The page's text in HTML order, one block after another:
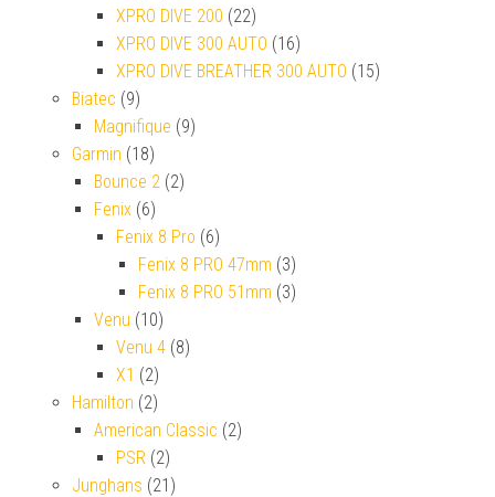
XPRO DIVE 200 (22)
XPRO DIVE 300 AUTO (16)
XPRO DIVE BREATHER 300 AUTO (15)
Biatec (9)
Magnifique (9)
Garmin (18)
Bounce 2 (2)
Fenix (6)
Fenix 8 Pro (6)
Fenix 8 PRO 47mm (3)
Fenix 8 PRO 51mm (3)
Venu (10)
Venu 4 (8)
X1 (2)
Hamilton (2)
American Classic (2)
PSR (2)
Junghans (21)